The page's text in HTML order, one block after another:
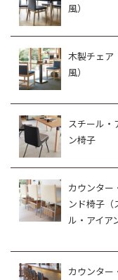
風）
木製チェア
風）
スチール・
ン椅子
カウンター
ンド椅子（
ル・アイア
カウンター